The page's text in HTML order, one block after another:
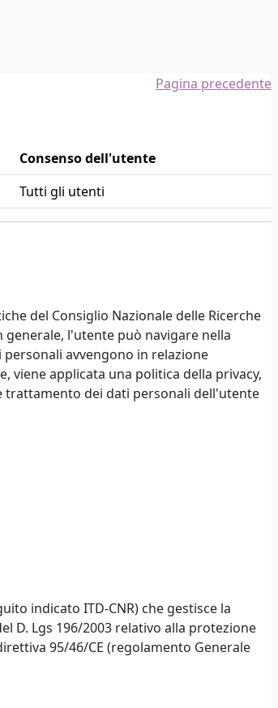
Pagina precedente
Consenso dell'utente
Tutti gli utenti
del Consiglio Nazionale delle Ricerche
generale, l'utente può navigare nella
personali avvengono in relazione
viene applicata una politica della privacy,
trattamento dei dati personali dell'utente
indicato ITD-CNR) che gestisce la
D. Lgs 196/2003 relativo alla protezione
95/46/CE (regolamento Generale